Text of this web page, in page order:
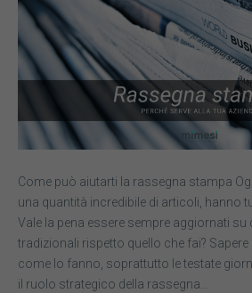
Come può aiutarti la rassegna stampa
una quantità incredibile di articoli, hanno
Vale la pena essere sempre aggiornati
tradizionali rispetto quello che fai?
come lo fanno, soprattutto le testate
il ruolo strategico della rassegna…